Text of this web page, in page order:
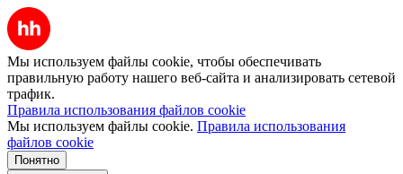
Мы используем файлы cookie, чтобы обеспечивать
правильную работу нашего веб-сайта и анализировать сетевой
трафик.
Правила использования файлов cookie
Мы используем файлы cookie. Правила использования
файлов cookie
Понятно